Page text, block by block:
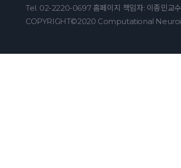
Tel. 02-2220-0697 홈페이지 책임자: 이종민
COPYRIGHT©2020 Computational